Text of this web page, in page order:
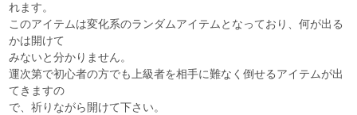
れます。
このアイテムは変化系のランダムアイテムとなっており、何が出る
かは開けて
みないと分かりません。
運次第で初心者の方でも上級者を相手に難なく倒せるアイテムが出
てきますの
で、祈りながら開けて下さい。